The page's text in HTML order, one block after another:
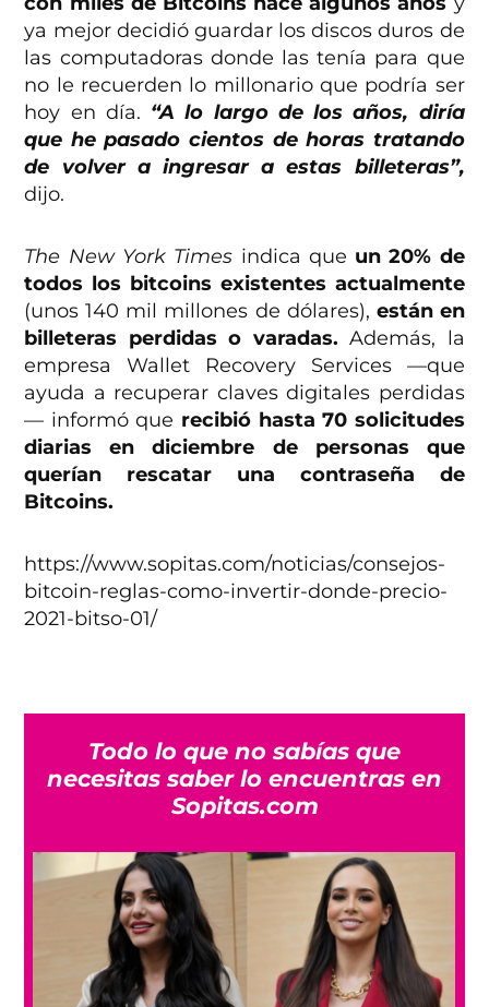
ya mejor decidió guardar los discos duros de
las computadoras donde las tenía para que
no le recuerden lo millonario que podría ser
hoy en día. “A lo largo de los años, diría
que he pasado cientos de horas tratando
de volver a ingresar a estas billeteras”,
dijo.
The New York Times indica que un 20% de
todos los bitcoins existentes actualmente
(unos 140 mil millones de dólares), están en
billeteras perdidas o varadas. Además, la
empresaWallet Recovery Services —que
ayuda a recuperar claves digitales perdidas
— informó que recibió hasta 70 solicitudes
diarias en diciembre de personas que
querían rescatar una contraseña de
Bitcoins.
https://www.sopitas.com/noticias/consejos-
bitcoin-reglas-como-invertir-donde-precio-
2021-bitso-01/
Todo lo que no sabías que
necesitas saber lo encuentras en
Sopitas.com